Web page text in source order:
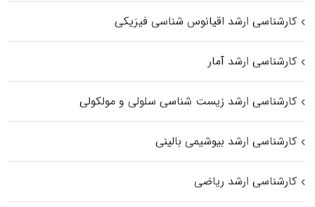
کارشناسی ارشد اقیانوس‌ شناسی فیزیکی
کارشناسی ارشد آمار
کارشناسی ارشد زیست شناسی سلولی و مولکولی
کارشناسی ارشد بیوشیمی بالینی
کارشناسی ارشد ریاضی